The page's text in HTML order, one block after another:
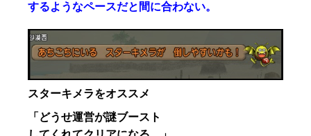
するようなペースだと間に合わない。
スターキメラをオススメ
「どうせ運営が謎ブースト